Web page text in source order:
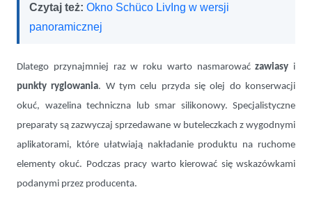
Czytaj też: Okno Schüco LivIng w wersji
panoramicznej
Dlatego przynajmniej raz w roku warto nasmarowaćzawiasy i
punkty ryglowania. W tym celu przyda się olej do konserwacji
okuć, wazelina techniczna lub smar silikonowy. Specjalistyczne
preparaty są zazwyczaj sprzedawane w buteleczkach z wygodnymi
aplikatorami, które ułatwiają nakładanie produktu na ruchome
elementy okuć. Podczas pracy warto kierować się wskazówkami
podanymi przez producenta.